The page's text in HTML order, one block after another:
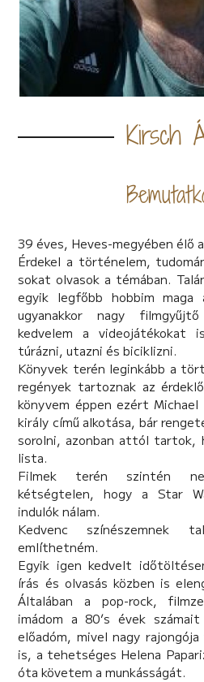
Kirsch
39 éves, Heves-megyében élő
Érdekel a történelem,
sokat olvasok a témában.
egyik legfőbb hobbim
ugyanakkor nagy
kedvelem a videojátékokat
túrázni, utazni és biciklizni.
Könyvek terén leginkább a
regények tartoznak az
könyvem éppen ezért
király című alkotása, bár
sorolni, azonban attól tartok,
lista.
Filmek terén szintén
kétségtelen, hogy a Star
indulók nálam.
Kedvenc színészemnek
említhetném.
Egyik igen kedvelt
írás és olvasás közben is
Általában a pop-rock,
imádom a 80’s évek
előadóm, mivel nagy rajongója
is, a tehetséges Helena
óta követem a munkásságát.